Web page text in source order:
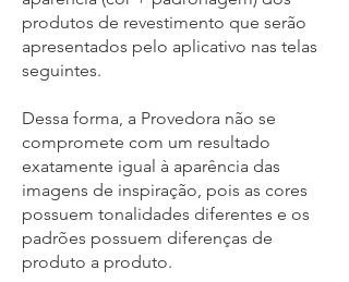
produtos de revestimento que serão
apresentados pelo aplicativo nas telas
seguintes.
Dessa forma, a Provedora não se
compromete com um resultado
exatamente igual à aparência das
imagens de inspiração, pois as cores
possuem tonalidades diferentes e os
padrões possuem diferenças de
produto a produto.